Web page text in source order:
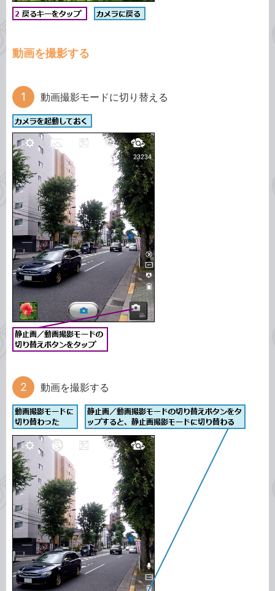
動画を撮影する
動画撮影モードに切り替える
動画を撮影する